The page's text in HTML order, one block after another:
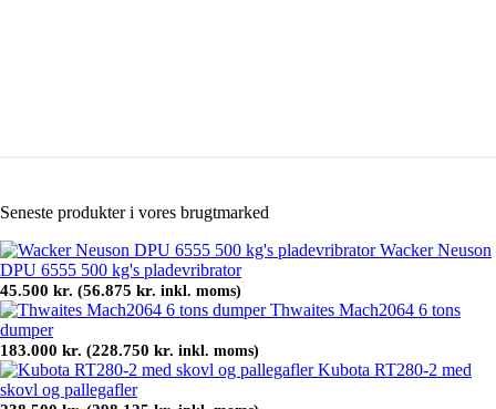
Seneste produkter i vores brugtmarked
Wacker Neuson
DPU 6555 500 kg's pladevribrator
45.500 kr. (56.875 kr. inkl. moms)
Thwaites Mach2064 6 tons
dumper
183.000 kr. (228.750 kr. inkl. moms)
Kubota RT280-2 med
skovl og pallegafler